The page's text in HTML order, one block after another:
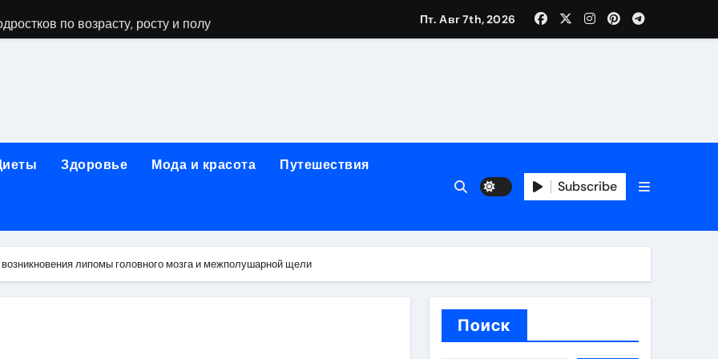
по возрасту, росту и полу
и методы диагностики и лечения
методики и сроки восстановления
основные этапы в медицинском учреждении
и сибирским городом: варианты маршрутов, тарифы и советы по планированию поездки
Пт. Авг 7th, 2026
Здоровье Мода и красота Путешествия
Subscribe
липомы головного мозга и межполушарной щели
Поиск